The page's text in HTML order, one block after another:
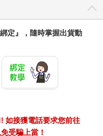
定』，隨時掌握出貨動
如接獲電話要求您前往
受騙上當！